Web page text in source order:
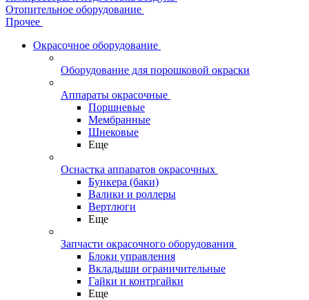
Отопительное оборудование
Прочее
Окрасочное оборудование
Оборудование для порошковой окраски
Аппараты окрасочные
Поршневые
Мембранные
Шнековые
Еще
Оснастка аппаратов окрасочных
Бункера (баки)
Валики и роллеры
Вертлюги
Еще
Запчасти окрасочного оборудования
Блоки управления
Вкладыши ограничительные
Гайки и контргайки
Еще